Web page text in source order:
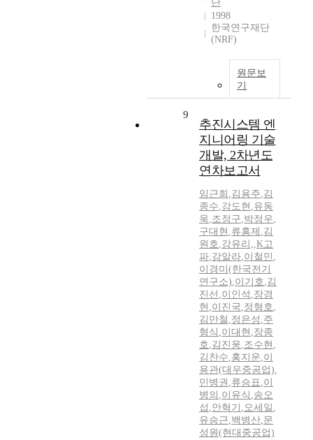
단
1998
한국연구재단
(NRF)
원문보
기
9
추진시스템 엔
지니어링 기술
개발, 2차년도
연차보고서
임근희 ,김용주,김
종수,강도현 ,유동
욱,조정구,박정우,
구대현 ,류홍제 ,김
원호,강유리,,K고
파,강알라,이철민 ,
이경미(한국전기
연구소),이기호,김
진선 ,이인석 ,장경
현 ,이진국,정형호,
김만철 ,정은성 ,주
형식 ,이대현 ,장종
호,김진웅,조수현 ,
김찬수,홍지운,이
용관(대우중공업),
민병권 ,류승표,이
병의 ,이유식 ,송오
섭 ,안혁기 ,오세일 ,
유승근,백병산,문
성원(현대중공업)